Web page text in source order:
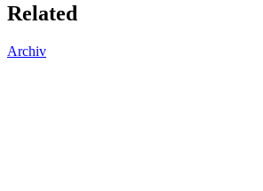
Related
Archiv